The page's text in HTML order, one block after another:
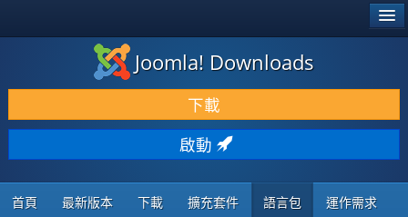
下載 & 擴充
發現 & 學習
社群 & 支援
程式者資源
Joomla! Downloads
下載
啟動
首頁 最新版本 下載 擴充套件 語言包 運作需求